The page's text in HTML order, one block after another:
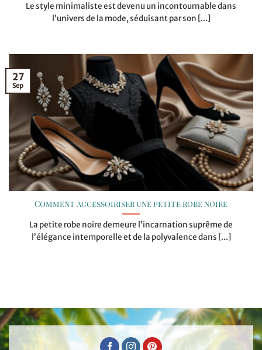
Le style minimaliste est devenu un incontournable dans
l’univers de la mode, séduisant par son [...]
Comment accessoiriser une petite robe noire
La petite robe noire demeure l’incarnation suprême de
l’élégance intemporelle et de la polyvalence dans [...]
27
Sep